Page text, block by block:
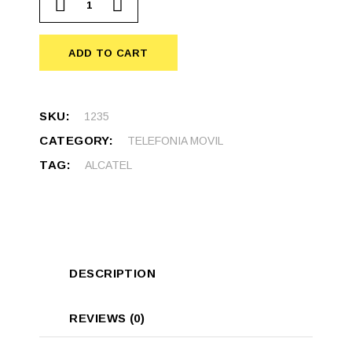
ALCATEL 5033D 1 2019 5" DS 8GB/1GB 8MP/5MP 4G
ADD TO CART
SKU: 1235
CATEGORY: TELEFONIA MOVIL
TAG: ALCATEL
DESCRIPTION
REVIEWS (0)